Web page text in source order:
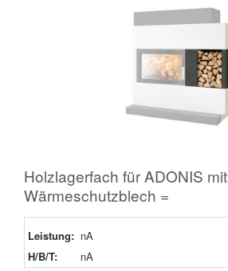
Holzlagerfach für ADONIS mit
Wärmeschutzblech =
Leistung: nA
H/B/T:
nA